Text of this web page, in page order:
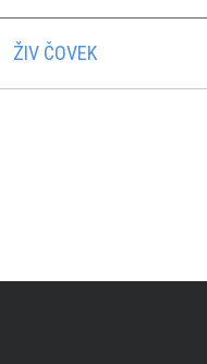
ŽIV ČOVEK